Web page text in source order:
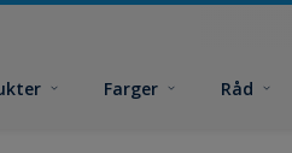
Farger Råd